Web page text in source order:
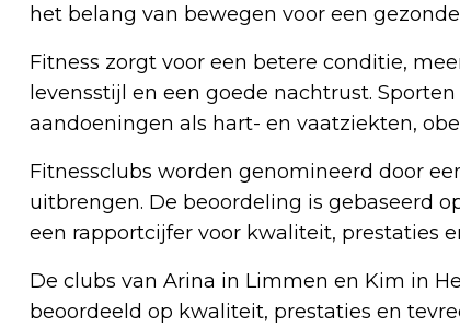
het belang van bewegen voor een
Fitness zorgt voor een betere conditie,
levensstijl en een goede nachtrust.
aandoeningen als hart- en vaatziekten,
Fitnessclubs worden genomineerd door
uitbrengen. De beoordeling is gebaseerd
een rapportcijfer voor kwaliteit, prestaties
De clubs van Arina in Limmen en Kim in
beoordeeld op kwaliteit, prestaties en